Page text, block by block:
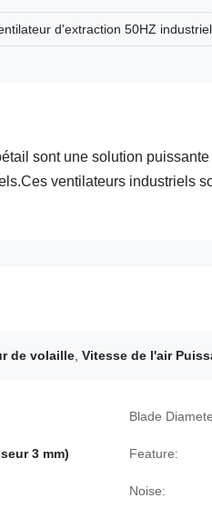
d'extraction 50HZ industriel
sont une solution
ventilateurs industriels
de volaille Vitesse de l'air
Blade
3 mm) Feature:
Noise: